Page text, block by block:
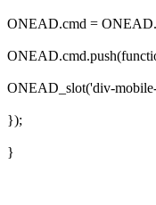
ONEAD.cmd =
ONEAD_slot('div-
});
}